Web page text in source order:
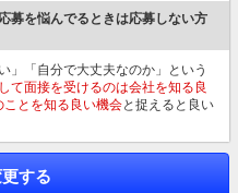
募を悩んでるときは応募しない方
」「自分で大丈夫なのか」という
て面接を受けるのは会社を知る良
とを知る良い機会と捉えると良い
する